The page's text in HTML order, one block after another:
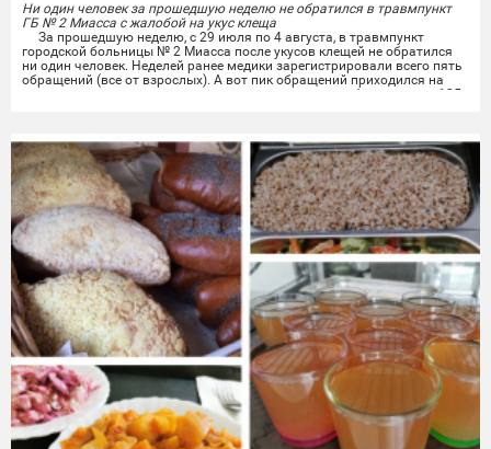
Ни один человек за прошедшую неделю не обратился в травмпункт
ГБ № 2 Миасса с жалобой на укус клеща
За прошедшую неделю, с 29 июля по 4 августа, в травмпункт
городской больницы № 2 Миасса после укусов клещей не обратился
ни один человек. Неделей ранее медики зарегистрировали всего пять
обращений (все от взрослых). А вот пик обращений приходился на
середину мая, когда врачи травмпункта принимали более чем по 125